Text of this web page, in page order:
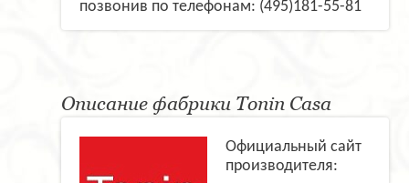
позвонив по телефонам: (495)181-55-81
Описание фабрики Tonin Casa
Официальный сайт
производителя: